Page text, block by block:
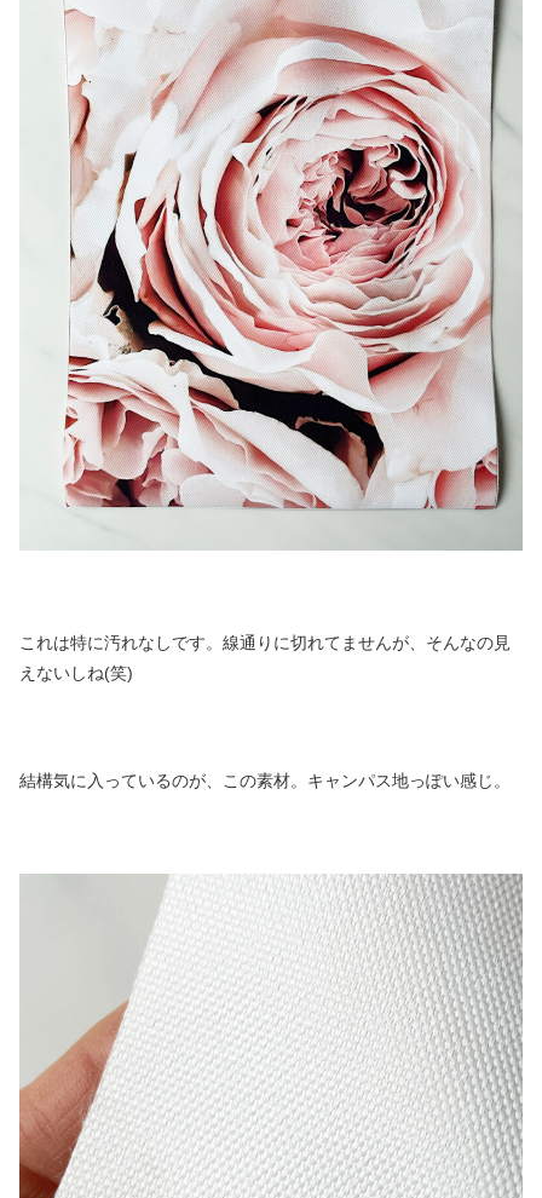
これは特に汚れなしです。線通りに切れてませんが、そんなの見
えないしね(笑)
結構気に入っているのが、この素材。キャンパス地っぽい感じ。